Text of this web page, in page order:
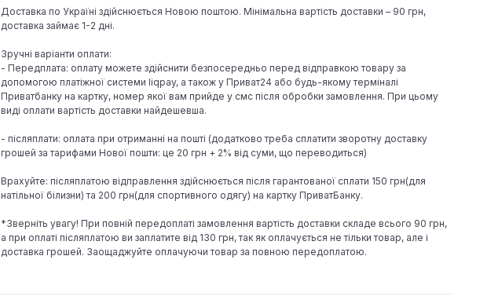
Доставка по Україні здійснюється Новою поштою. Мінімальна вартість доставки – 90 грн,
доставка займає 1-2 дні.
Зручні варіанти оплати:
- Передплата: оплату можете здійснити безпосередньо перед відправкою товару за
допомогою платіжної системи liqpay, а також у Приват24 або будь-якому терміналі
Приватбанку на картку, номер якої вам прийде у смс після обробки замовлення. При цьому
виді оплати вартість доставки найдешевша.
- післяплати: оплата при отриманні на пошті (додатково треба сплатити зворотну доставку
грошей за тарифами Нової пошти: це 20 грн + 2% від суми, що переводиться)
Врахуйте: післяплатою відправлення здійснюється після гарантованої сплати 150 грн(для
натільної білизни) та 200 грн(для спортивного одягу) на картку ПриватБанку.
*Зверніть увагу! При повній передоплаті замовлення вартість доставки складе всього 90 грн,
а при оплаті післяплатою ви заплатите від 130 грн, так як оплачується не тільки товар, але і
доставка грошей. Заощаджуйте оплачуючи товар за повною передоплатою.